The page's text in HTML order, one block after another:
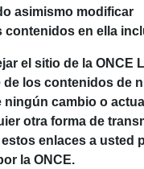
asimismo modificar
contenidos en ella
el sitio de la ONCE
de los contenidos de
cambio o
otra forma de
enlaces a usted
la ONCE.